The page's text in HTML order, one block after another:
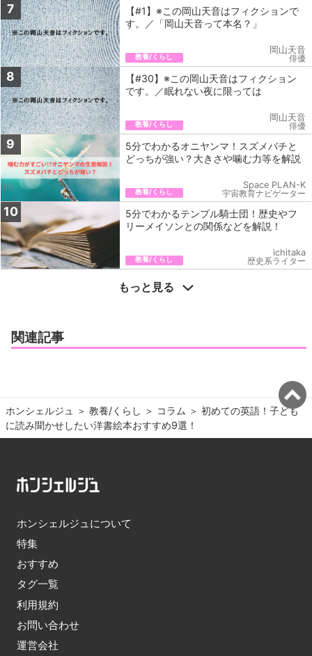
7
【#1】※この岡山天音はフィクションで
す。／「岡山天音って本名？」
教養/くらし
岡山天音
俳優
8
【#30】※この岡山天音はフィクション
です。／眠れない夜に限っては
教養/くらし
岡山天音
俳優
9
5分でわかるオニヤンマ！スズメバチと
どっちが強い？大きさや噛む力等を解説
教養/くらし
Space PLAN-K
宇宙教育ナビゲーター
10
5分でわかるテンプル騎士団！歴史やフ
リーメイソンとの関係などを解説！
教養/くらし
ichitaka
歴史系ライター
もっと見る
関連記事
ホンシェルジュ ＞ 教養/くらし ＞ コラム ＞ 初めての英語！子ども
に読み聞かせしたい洋書絵本おすすめ9選！
ホンシェルジュについて
特集
おすすめ
タグ一覧
利用規約
お問い合わせ
運営会社